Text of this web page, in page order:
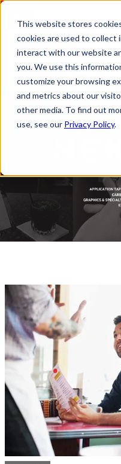
This website stores
cookies are used to collect
interact with our website
you. We use this
customize your browsing
and metrics about our
other media. To find out
use, see our Privacy Policy.